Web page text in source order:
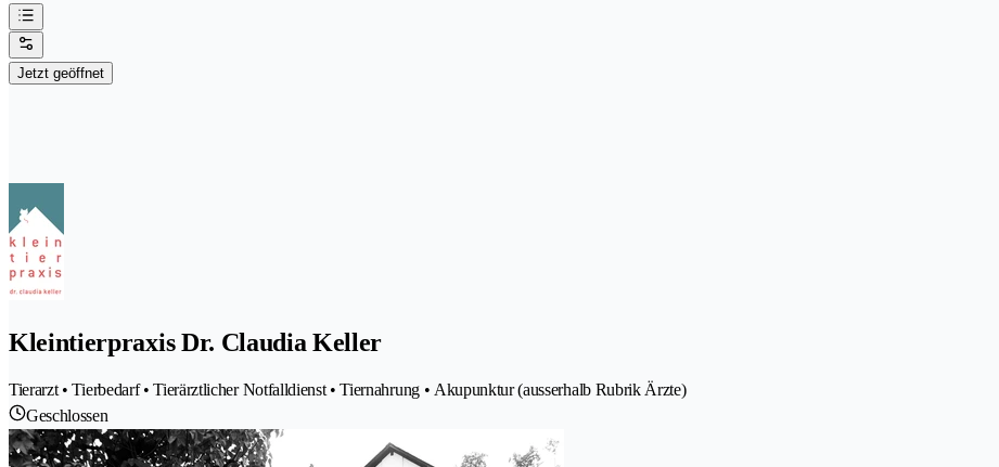
Jetzt geöffnet
Kleintierpraxis Dr. Claudia Keller
Tierarzt • Tierbedarf • Tierärztlicher Notfalldienst • Tiernahrung • Akupunktur (ausserhalb Rubrik Ärzte)
Geschlossen